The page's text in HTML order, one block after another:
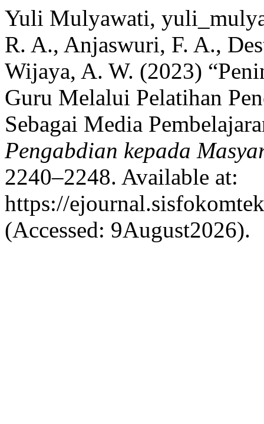
Yuli Mulyawati,
R. A., Anjaswuri, F. A.,
Wijaya, A. W. (2023)
Guru Melalui Pelatihan
Sebagai Media
Pengabdian kepada
2240–2248. Available at:
https://
(Accessed: 9August2026).